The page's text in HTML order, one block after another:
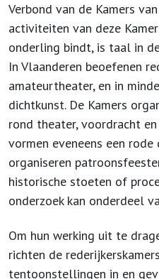
Verbond van de Kamers
activiteiten van deze
onderling bindt, is taal in
In Vlaanderen beoefenen
amateurtheater, en in
dichtkunst. De Kamers
rond theater, voordracht
vormen eveneens een
organiseren
historische stoeten of
onderzoek kan onderdeel
Om hun werking uit te
richten de
tentoonstellingen in en